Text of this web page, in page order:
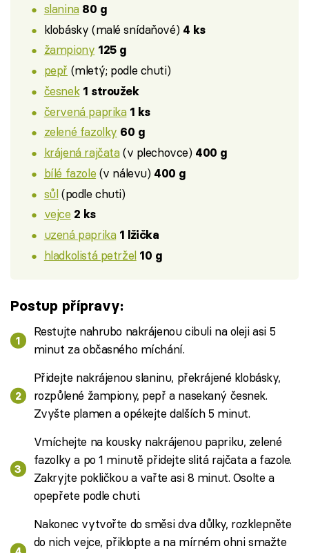
slanina 80 g
klobásky (malé snídaňové) 4 ks
žampiony 125 g
pepř (mletý; podle chuti)
česnek 1 stroužek
červená paprika 1 ks
zelené fazolky 60 g
krájená rajčata(v plechovce) 400 g
bílé fazole (v nálevu) 400 g
sůl(podle chuti)
vejce 2 ks
uzená paprika 1 lžička
hladkolistá petržel 10 g
Postup přípravy:
Restujte nahrubo nakrájenou cibuli na oleji asi 5
minut za občasného míchání.
Přidejte nakrájenou slaninu, překrájené klobásky,
rozpůlené žampiony, pepř a nasekaný česnek.
Zvyšte plamen a opékejte dalších 5 minut.
Vmíchejte na kousky nakrájenou papriku, zelené
fazolky a po 1 minutě přidejte slitá rajčata a fazole.
Zakryjte pokličkou a vařte asi 8 minut. Osolte a
opepřete podle chuti.
Nakonec vytvořte do směsi dva důlky, rozklepněte
do nich vejce, přiklopte a na mírném ohni smažte